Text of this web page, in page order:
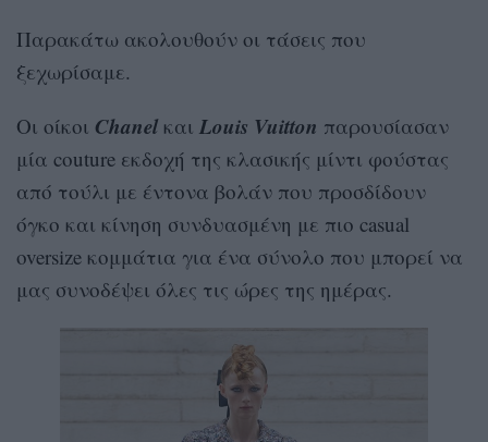
Παρακάτω ακολουθούν οι τάσεις που
ξεχωρίσαμε.
Οι οίκοι Chanel και Louis Vuitton παρουσίασαν
μία couture εκδοχή της κλασικής μίντι φούστας
από τούλι με έντονα βολάν που προσδίδουν
όγκο και κίνηση συνδυασμένη με πιο casual
oversize κομμάτια για ένα σύνολο που μπορεί να
μας συνοδέψει όλες τις ώρες της ημέρας.